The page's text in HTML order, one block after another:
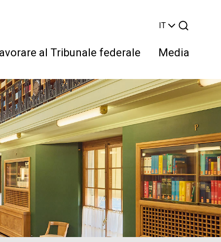
IT
Cerca
al Tribunale federale Media